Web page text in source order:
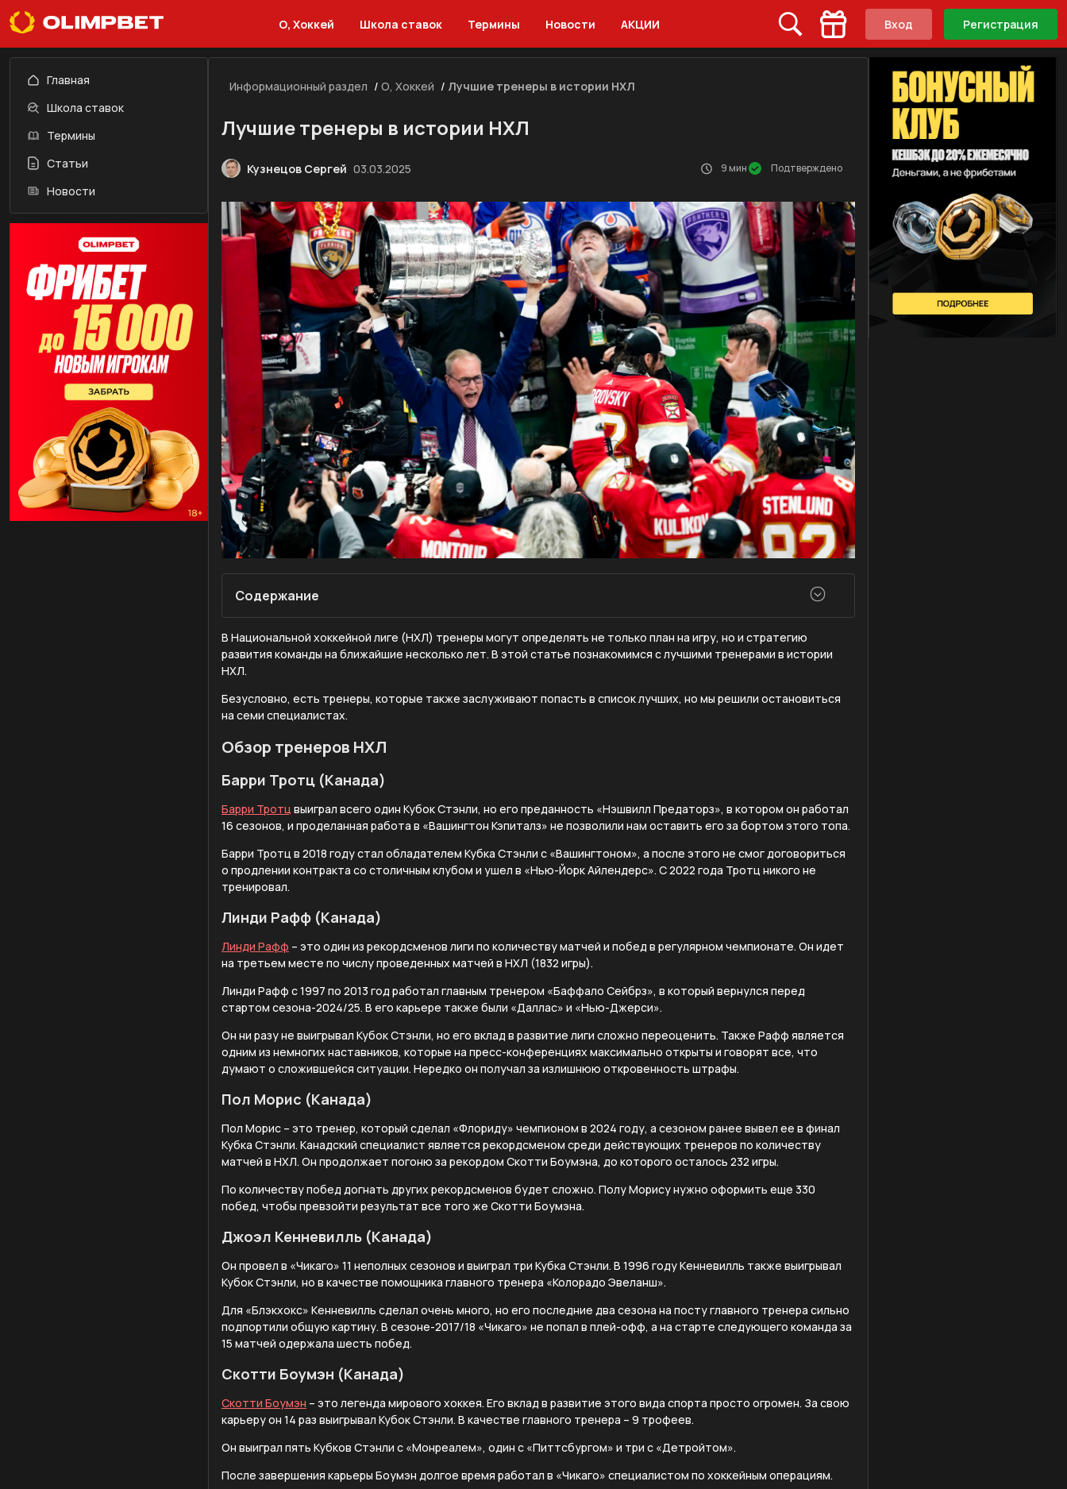
О, Хоккей Школа ставок Термины Новости АКЦИИ Вход Регистрация
Главная
Школа ставок
Термины
Статьи
Новости
Информационный раздел / О, Хоккей / Лучшие тренеры в истории НХЛ
Лучшие тренеры в истории НХЛ
Кузнецов Сергей 03.03.2025 9 мин Подтверждено
Содержание
В Национальной хоккейной лиге (НХЛ) тренеры могут определять не только план на игру, но и стратегию
развития команды на ближайшие несколько лет. В этой статье познакомимся с лучшими тренерами в истории
НХЛ.
Безусловно, есть тренеры, которые также заслуживают попасть в список лучших, но мы решили остановиться
на семи специалистах.
Обзор тренеров НХЛ
Барри Тротц (Канада)
Барри Тротц выиграл всего один Кубок Стэнли, но его преданность «Нэшвилл Предаторз», в котором он работал
16 сезонов, и проделанная работа в «Вашингтон Кэпиталз» не позволили нам оставить его за бортом этого топа.
Барри Тротц в 2018 году стал обладателем Кубка Стэнли с «Вашингтоном», а после этого не смог договориться
о продлении контракта со столичным клубом и ушел в «Нью-Йорк Айлендерс». С 2022 года Тротц никого не
тренировал.
Линди Рафф (Канада)
Линди Рафф – это один из рекордсменов лиги по количеству матчей и побед в регулярном чемпионате. Он идет
на третьем месте по числу проведенных матчей в НХЛ (1832 игры).
Линди Рафф с 1997 по 2013 год работал главным тренером «Баффало Сейбрз», в который вернулся перед
стартом сезона-2024/25. В его карьере также были «Даллас» и «Нью-Джерси».
Он ни разу не выигрывал Кубок Стэнли, но его вклад в развитие лиги сложно переоценить. Также Рафф является
одним из немногих наставников, которые на пресс-конференциях максимально открыты и говорят все, что
думают о сложившейся ситуации. Нередко он получал за излишнюю откровенность штрафы.
Пол Морис (Канада)
Пол Морис – это тренер, который сделал «Флориду» чемпионом в 2024 году, а сезоном ранее вывел ее в финал
Кубка Стэнли. Канадский специалист является рекордсменом среди действующих тренеров по количеству
матчей в НХЛ. Он продолжает погоню за рекордом Скотти Боумэна, до которого осталось 232 игры.
По количеству побед догнать других рекордсменов будет сложно. Полу Морису нужно оформить еще 330
побед, чтобы превзойти результат все того же Скотти Боумэна.
Джоэл Кенневилль (Канада)
Он провел в «Чикаго» 11 неполных сезонов и выиграл три Кубка Стэнли. В 1996 году Кенневилль также выигрывал
Кубок Стэнли, но в качестве помощника главного тренера «Колорадо Эвеланш».
Для «Блэкхокс» Кенневилль сделал очень много, но его последние два сезона на посту главного тренера сильно
подпортили общую картину. В сезоне-2017/18 «Чикаго» не попал в плей-офф, а на старте следующего команда за
15 матчей одержала шесть побед.
Скотти Боумэн (Канада)
Скотти Боумэн – это легенда мирового хоккея. Его вклад в развитие этого вида спорта просто огромен. За свою
карьеру он 14 раз выигрывал Кубок Стэнли. В качестве главного тренера – 9 трофеев.
Он выиграл пять Кубков Стэнли с «Монреалем», один с «Питтсбургом» и три с «Детройтом».
После завершения карьеры Боумэн долгое время работал в «Чикаго» специалистом по хоккейным операциям.